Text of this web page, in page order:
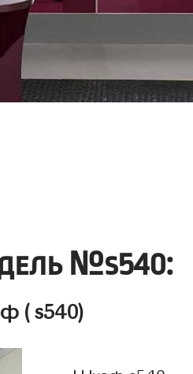
№s540:
( s540)